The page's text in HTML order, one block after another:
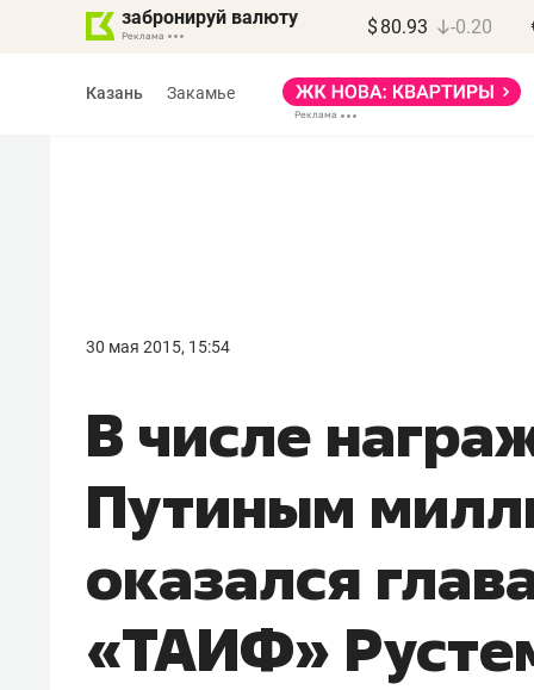
забронируй валюту $ 80.93 -0.20
Казань Закамье
30 мая 2015, 15:54
В числе
Путиным
оказался
«ТАИФ»
правил, бизнес может
потерять минимум
Как бизнесу выйти на зарубежные
чем интересен Оман?